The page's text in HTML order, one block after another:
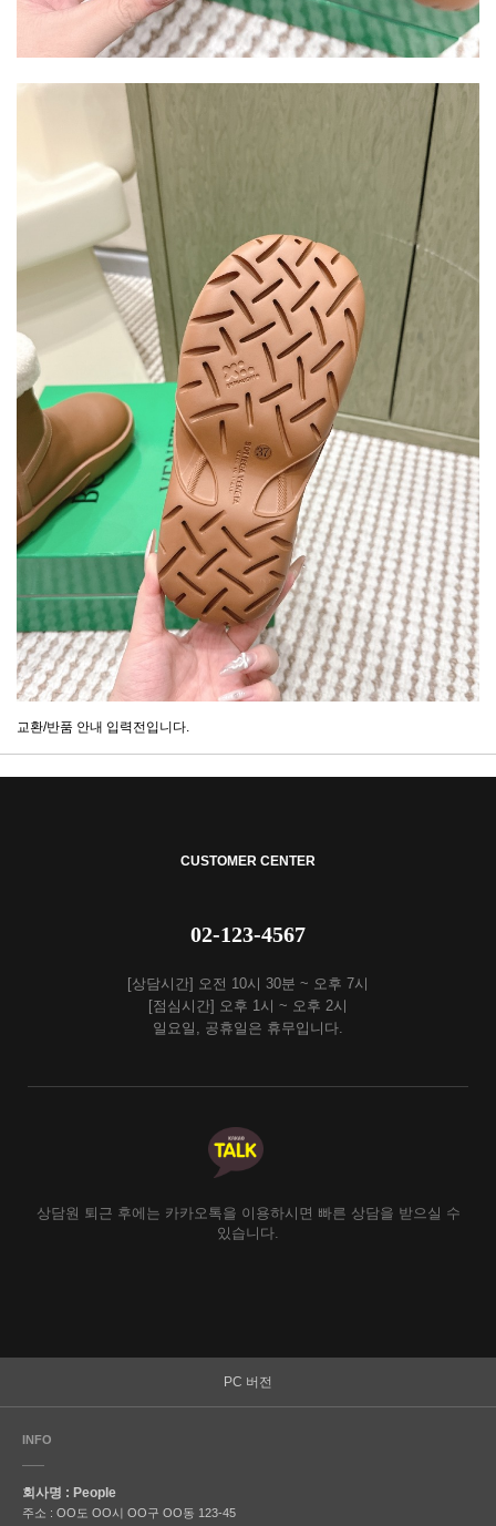
교환/반품 안내 입력전입니다.
CUSTOMER CENTER
02-123-4567
[상담시간] 오전 10시 30분 ~ 오후 7시
[점심시간] 오후 1시 ~ 오후 2시
일요일, 공휴일은 휴무입니다.
상담원 퇴근 후에는 카카오톡을 이용하시면 빠른 상담을 받으실 수
있습니다.
PC 버전
INFO
회사명 : People
주소 : OO도 OO시 OO구 OO동 123-45